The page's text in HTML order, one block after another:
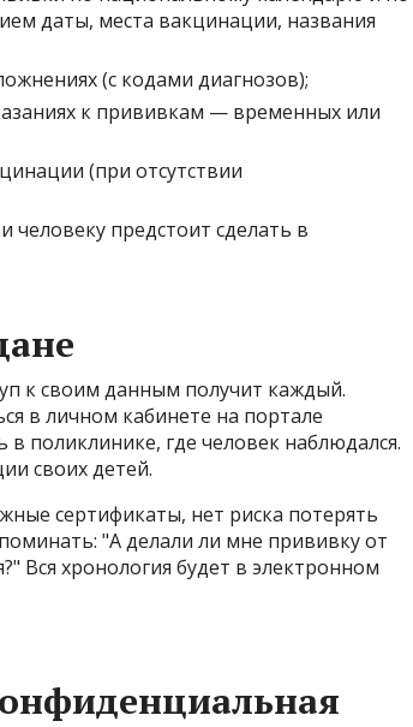
даты, места вакцинации, названия
(с кодами диагнозов);
к прививкам — временных или
(при отсутствии
предстоит сделать в
к своим данным получит каждый.
в личном кабинете на портале
в поликлинике, где человек наблюдался.
своих детей.
сертификаты, нет риска потерять
"А делали ли мне прививку от
Вся хронология будет в электронном